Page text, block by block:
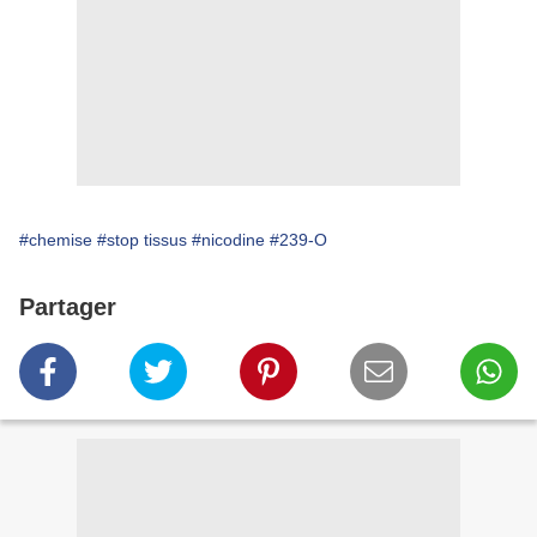
#chemise #stop tissus #nicodine #239-O
Partager